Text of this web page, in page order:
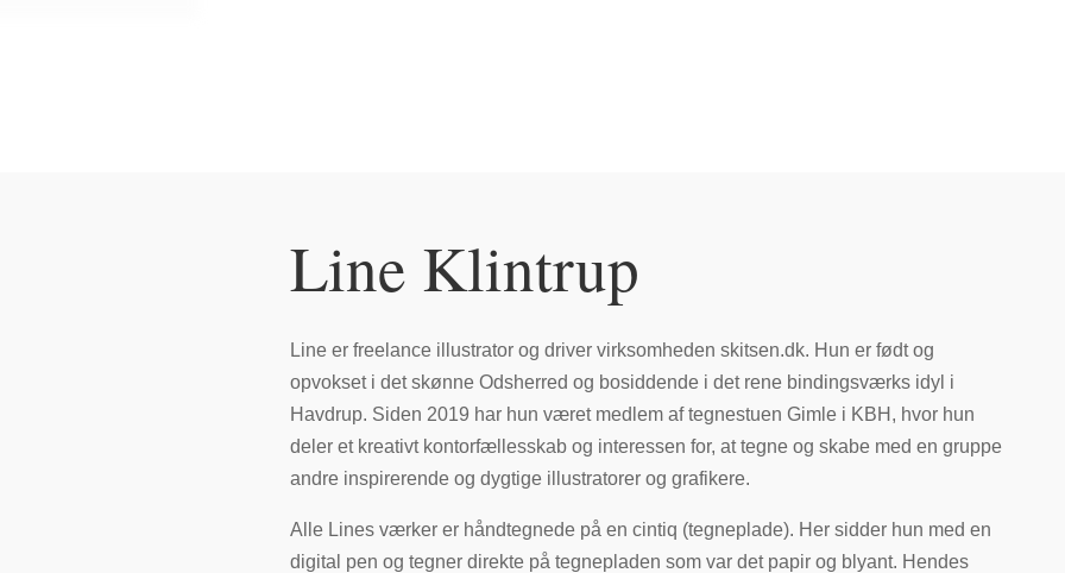
Line Klintrup
Line er freelance illustrator og driver virksomheden skitsen.dk. Hun er født og
opvokset i det skønne Odsherred og bosiddende i det rene bindingsværks idyl i
Havdrup. Siden 2019 har hun været medlem af tegnestuen Gimle i KBH, hvor hun
deler et kreativt kontorfællesskab og interessen for, at tegne og skabe med en gruppe
andre inspirerende og dygtige illustratorer og grafikere.
Alle Lines værker er håndtegnede på en cintiq (tegneplade). Her sidder hun med en
digital pen og tegner direkte på tegnepladen som var det papir og blyant. Hendes